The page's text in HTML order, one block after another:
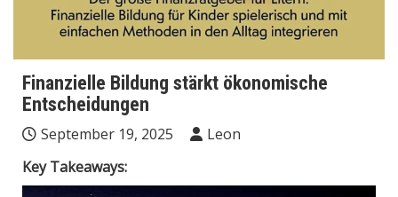
Finanzielle Bildung stärkt ökonomische
Entscheidungen
September 19, 2025
Leon
Key Takeaways: